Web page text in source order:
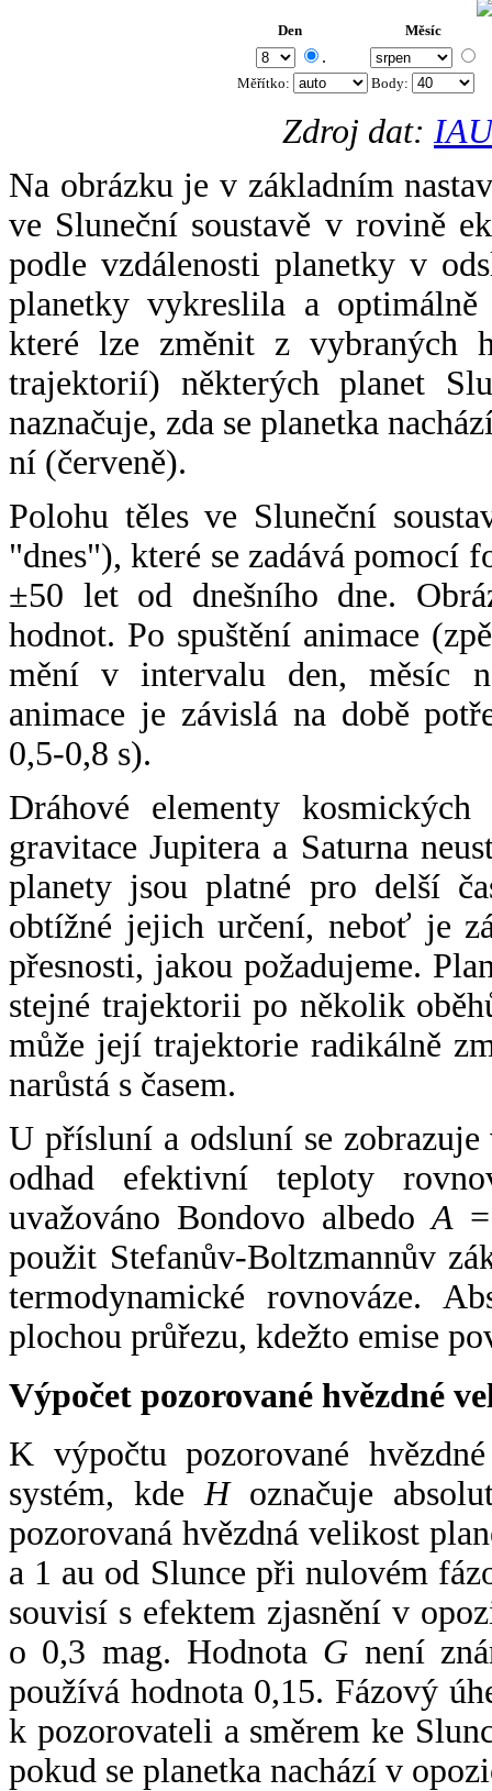
Den Měsíc
.
Měřítko: Body:
Zdroj dat:
Na obrázku je v základním
ve Sluneční soustavě v rovině
podle vzdálenosti planetky v
planetky vykreslila a
které lze změnit z vybraných
trajektorií) některých planet
naznačuje, zda se planetka
ní (červeně).
Polohu těles ve Sluneční
"dnes"), které se zadává pomocí
±50 let od dnešního dne.
hodnot. Po spuštění animace
mění v intervalu den, měsíc
animace je závislá na době
0,5-0,8 s).
Dráhové elementy
gravitace Jupitera a Saturna
planety jsou platné pro delší
obtížné jejich určení, neboť je
přesnosti, jakou požadujeme.
stejné trajektorii po několik
může její trajektorie radikálně
narůstá s časem.
U přísluní a odsluní se
odhad efektivní teploty
uvažováno Bondovo albedoA
použit Stefanův-Boltzmannův
termodynamické rovnováze.
plochou průřezu, kdežto emise
Výpočet pozorované hvězdné
K výpočtu pozorované
systém, kde Hoznačuje
pozorovaná hvězdná velikost
a 1 au od Slunce při nulovém
souvisí s efektem zjasnění v
o 0,3 mag. Hodnota G není
používá hodnota 0,15. Fázový
k pozorovateli a směrem ke
pokud se planetka nachází v